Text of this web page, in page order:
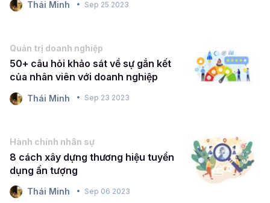
Thái Minh Sep 25 2023
Quản trị doanh nghiệp
50+ câu hỏi khảo sát về sự gắn kết
của nhân viên với doanh nghiệp
Thái Minh Sep 23 2023
Hành chính nhân sự
8 cách xây dựng thương hiệu tuyển
dụng ấn tượng
Thái Minh Sep 06 2023